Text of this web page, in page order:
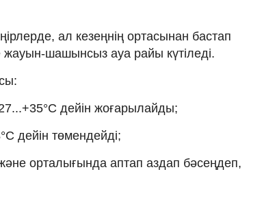
ал кезеңнің ортасынан бастап
жауын-шашынсыз ауа райы күтіледі.
дейін жоғарылайды;
дейін төмендейді;
орталығында аптап аздап бәсеңдеп,